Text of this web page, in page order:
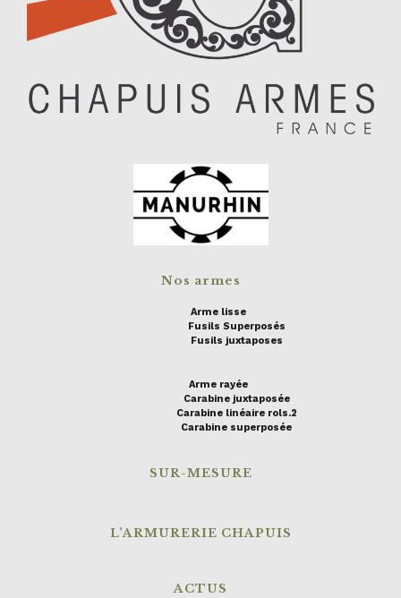
Nos armes
Arme lisse
Fusils Superposés
Fusils juxtaposes
Arme rayée
Carabine juxtaposée
Carabine linéaire rols.2
Carabine superposée
SUR-MESURE
L’ARMURERIE CHAPUIS
ACTUS